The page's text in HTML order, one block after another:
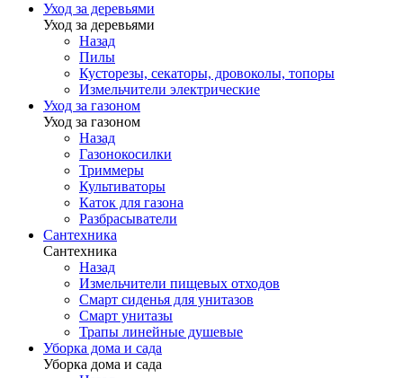
Уход за деревьями
Уход за деревьями
Назад
Пилы
Кусторезы, секаторы, дровоколы, топоры
Измельчители электрические
Уход за газоном
Уход за газоном
Назад
Газонокосилки
Триммеры
Культиваторы
Каток для газона
Разбрасыватели
Сантехника
Сантехника
Назад
Измельчители пищевых отходов
Смарт сиденья для унитазов
Смарт унитазы
Трапы линейные душевые
Уборка дома и сада
Уборка дома и сада